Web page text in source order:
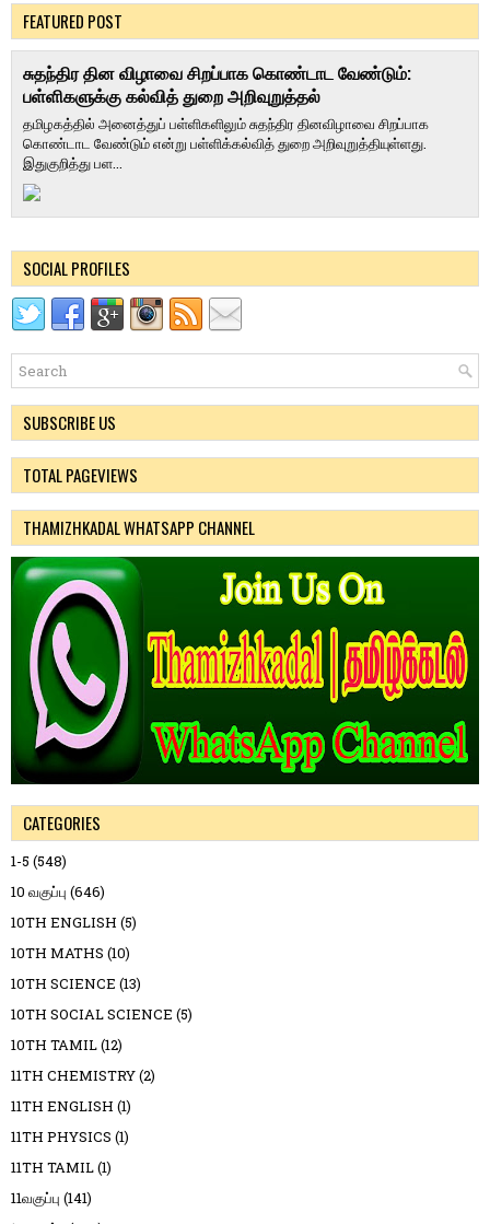
FEATURED POST
சுதந்திர தின விழாவை சிறப்பாக கொண்டாட வேண்டும்:
பள்ளிகளுக்கு கல்வித் துறை அறிவுறுத்தல்
தமிழகத்தில் அனைத்துப் பள்ளிகளிலும் சுதந்திர தினவிழாவை சிறப்பாக
கொண்டாட வேண்டும் என்று பள்ளிக்கல்வித் துறை அறிவுறுத்தியுள்ளது.
இதுகுறித்து பள...
SOCIAL PROFILES
SUBSCRIBE US
TOTAL PAGEVIEWS
THAMIZHKADAL WHATSAPP CHANNEL
CATEGORIES
1-5 (548)
10 வகுப்பு (646)
10TH ENGLISH (5)
10TH MATHS (10)
10TH SCIENCE (13)
10TH SOCIAL SCIENCE (5)
10TH TAMIL(12)
11TH CHEMISTRY(2)
11TH ENGLISH (1)
11TH PHYSICS (1)
11TH TAMIL(1)
11வகுப்பு (141)